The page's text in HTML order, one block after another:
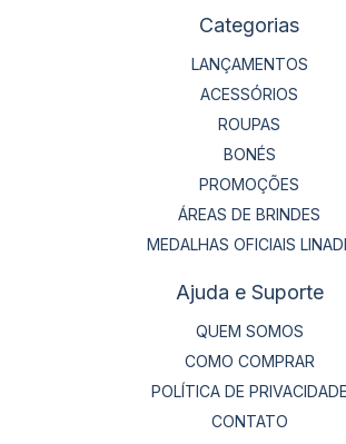
Categorias
LANÇAMENTOS
ACESSÓRIOS
ROUPAS
BONÉS
PROMOÇÕES
ÁREAS DE BRINDES
MEDALHAS OFICIAIS
Ajuda e Suporte
QUEM SOMOS
COMO COMPRAR
POLÍTICA DE PRIVACIDADE
CONTATO